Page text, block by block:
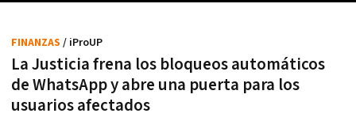
La Justicia frena los bloqueos automáticos
de WhatsApp y abre una puerta para los
usuarios afectados
FINANZAS / iProUP